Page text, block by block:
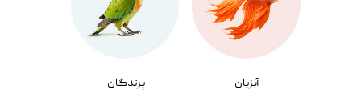
آبزیان پرندگان